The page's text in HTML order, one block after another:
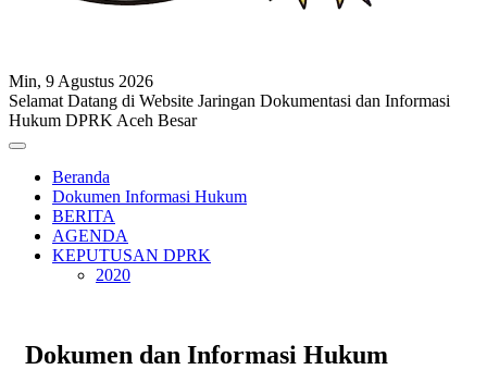
Min, 9 Agustus 2026
Selamat Datang di Website Jaringan Dokumentasi dan Informasi
Hukum DPRK Aceh Besar
Beranda
Dokumen Informasi Hukum
BERITA
AGENDA
KEPUTUSAN DPRK
2020
Dokumen dan Informasi Hukum